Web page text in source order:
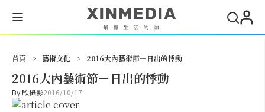
首頁 > 藝術文化 > 2016大內藝術節－日出的悸動
2016大內藝術節－日出的悸動
By欣攝影2016/10/17